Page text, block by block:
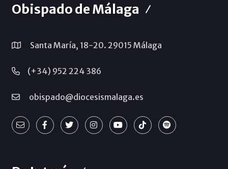
Obispado de Málaga
Santa María, 18-20. 29015 Málaga
(+34) 952 224 386
obispado@diocesismalaga.es